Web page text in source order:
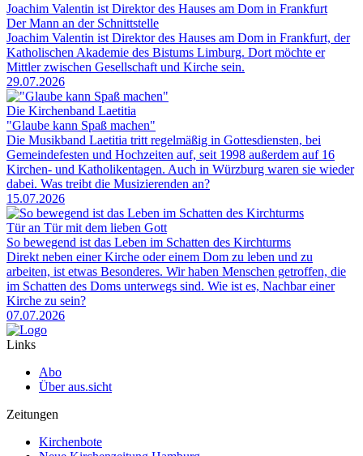
Joachim Valentin ist Direktor des Hauses am Dom in Frankfurt
Der Mann an der Schnittstelle
Joachim Valentin ist Direktor des Hauses am Dom in Frankfurt, der
Katholischen Akademie des Bistums Limburg. Dort möchte er
Mittler zwischen Gesellschaft und Kirche sein.
29.07.2026
Die Kirchenband Laetitia
"Glaube kann Spaß machen"
Die Musikband Laetitia tritt regelmäßig in Gottesdiensten, bei
Gemeindefesten und Hochzeiten auf, seit 1998 außerdem auf 16
Kirchen- und Katholikentagen. Auch in Würzburg waren sie wieder
dabei. Was treibt die Musizierenden an?
15.07.2026
Tür an Tür mit dem lieben Gott
So bewegend ist das Leben im Schatten des Kirchturms
Direkt neben einer Kirche oder einem Dom zu leben und zu
arbeiten, ist etwas Besonderes. Wir haben Menschen getroffen, die
im Schatten des Doms unterwegs sind. Wie ist es, Nachbar einer
Kirche zu sein?
07.07.2026
Links
Abo
Über aus.sicht
Zeitungen
Kirchenbote